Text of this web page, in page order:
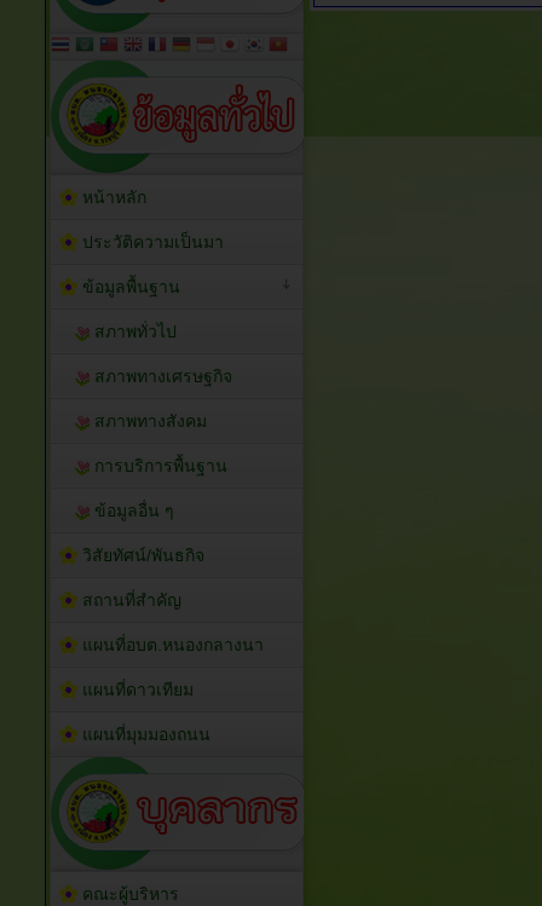
หน้าหลัก
ประวัติความเป็นมา
ข้อมูลพื้นฐาน
สภาพทั่วไป
สภาพทางเศรษฐกิจ
สภาพทางสังคม
การบริการพื้นฐาน
ข้อมูลอื่น ๆ
วิสัยทัศน์/พันธกิจ
สถานที่สำคัญ
แผนที่อบต.หนองกลางนา
แผนที่ดาวเทียม
แผนที่มุมมองถนน
คณะผู้บริหาร